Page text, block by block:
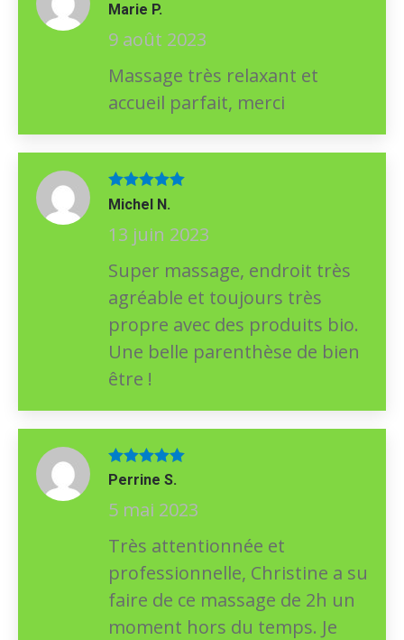
Note5 sur
Marie P.
9 août 2023
Massage très relaxant et
accueil parfait, merci
Note5sur
Michel N.
13 juin 2023
Super massage, endroit très
agréable et toujours très
propre avec des produits bio.
Une belle parenthèse de bien
être !
Note5sur
Perrine S.
5 mai 2023
Très attentionnée et
professionnelle, Christine a su
faire de ce massage de 2h un
moment hors du temps. Je